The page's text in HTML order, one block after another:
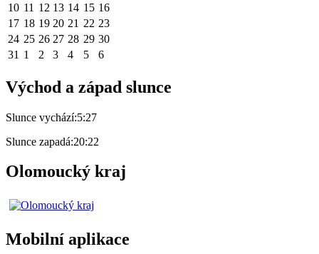
10 11 12 13 14 15 16
17 18 19 20 21 22 23
24 25 26 27 28 29 30
31 1 2 3 4 5 6
Východ a západ slunce
Slunce vychází:5:27
Slunce zapadá:20:22
Olomoucký kraj
Mobilní aplikace